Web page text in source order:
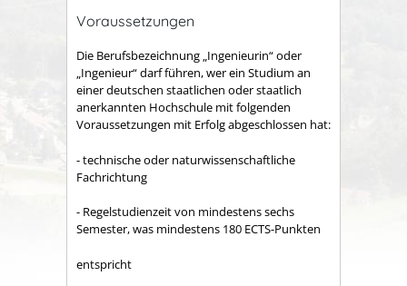
Voraussetzungen
Die Berufsbezeichnung „Ingenieurin“ oder
„Ingenieur“ darf führen, wer ein Studium an
einer deutschen staatlichen oder staatlich
anerkannten Hochschule mit folgenden
Voraussetzungen mit Erfolg abgeschlossen hat:
- technische oder naturwissenschaftliche
Fachrichtung
- Regelstudienzeit von mindestens sechs
Semester, was mindestens 180 ECTS-Punkten
entspricht